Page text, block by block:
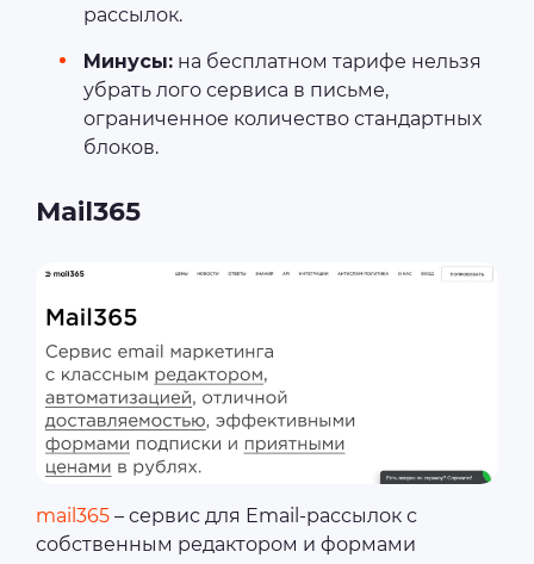
рассылок.
Минусы: на бесплатном тарифе нельзя
убрать лого сервиса в письме,
ограниченное количество стандартных
блоков.
Mail365
mail365 – сервис для Email-рассылок с
собственным редактором и формами